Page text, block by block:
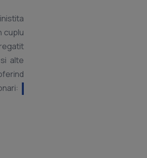
cuplu
alte